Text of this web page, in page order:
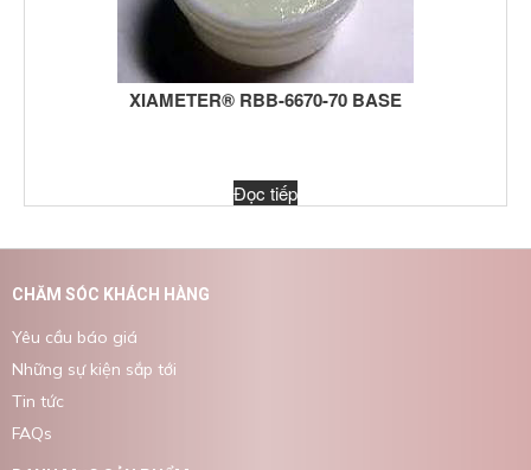
XIAMETER® RBB-6670-70 BASE
Đọc tiếp
CHĂM SÓC KHÁCH HÀNG
Yêu cầu báo giá
Những sự kiện sắp tới
Tin tức
FAQs